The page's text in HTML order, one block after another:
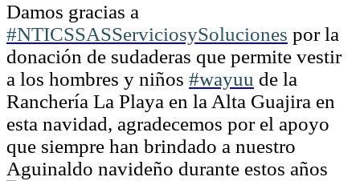
Damos gracias a
#NTICSSASServiciosySoluciones por la
donación de sudaderas que permite vestir
a los hombres y niños #wayuu de la
Ranchería La Playa en la Alta Guajira en
esta navidad, agradecemos por el apoyo
que siempre han brindado a nuestro
Aguinaldo navideño durante estos años